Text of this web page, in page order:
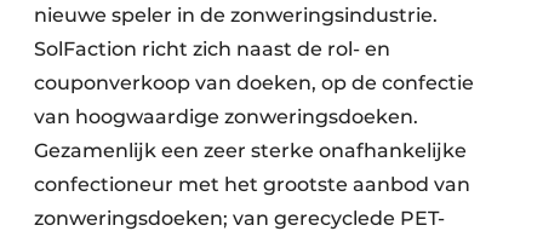
nieuwe speler in de zonweringsindustrie.
SolFaction richt zich naast de rol- en
couponverkoop van doeken, op de confectie
van hoogwaardige zonweringsdoeken.
Gezamenlijk een zeer sterke onafhankelijke
confectioneur met het grootste aanbod van
zonweringsdoeken; van gerecyclede PET-